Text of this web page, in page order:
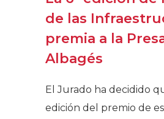
de las
premia a la
Albagés
El Jurado ha decidido
edición del premio de